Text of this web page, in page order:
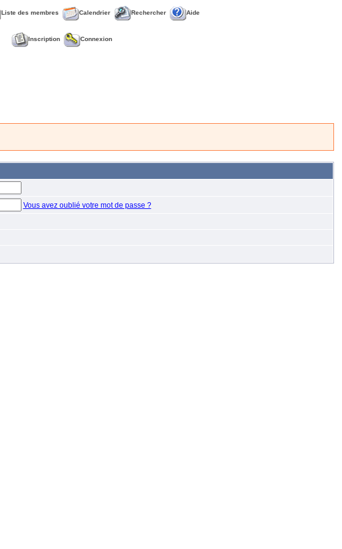
Liste des membres Calendrier Rechercher Aide
Inscription Connexion
Vous avez oublié votre mot de passe ?